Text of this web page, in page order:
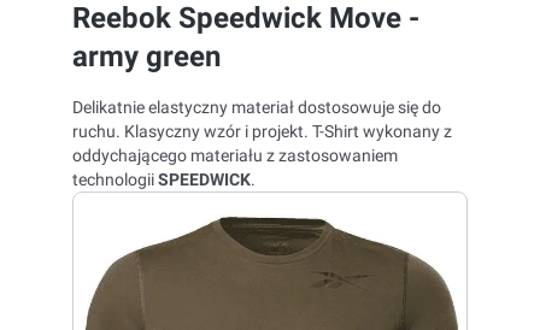
Reebok Speedwick Move -
army green
Delikatnie elastyczny materiał dostosowuje się do
ruchu. Klasyczny wzór i projekt. T-Shirt wykonany z
oddychającego materiału z zastosowaniem
technologiiSPEEDWICK.